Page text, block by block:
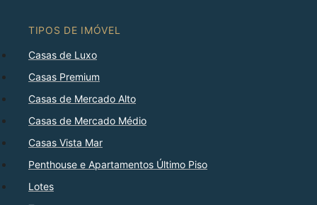
TIPOS DE IMÓVEL
Casas de Luxo
Casas Premium
Casas de Mercado Alto
Casas de Mercado Médio
Casas Vista Mar
Penthouse e Apartamentos Último Piso
Lotes